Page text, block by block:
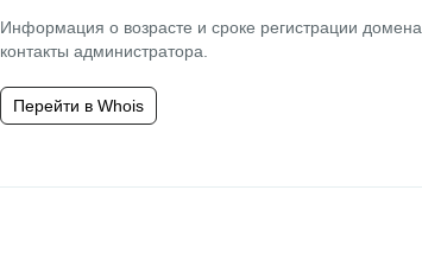
Информация о возрасте и сроке регистрации домена,
контакты администратора.
Перейти в Whois